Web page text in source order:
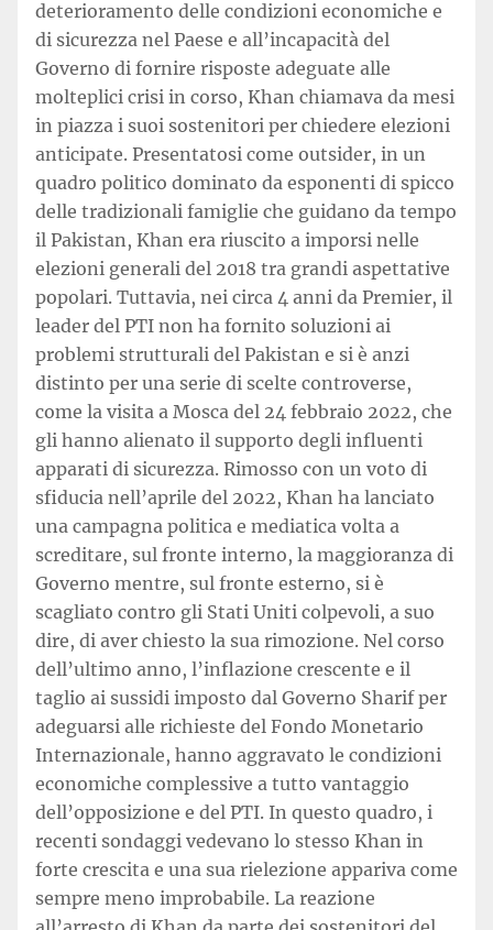
deterioramento delle condizioni economiche e
di sicurezza nel Paese e all’incapacità del
Governo di fornire risposte adeguate alle
molteplici crisi in corso, Khan chiamava da mesi
in piazza i suoi sostenitori per chiedere elezioni
anticipate. Presentatosi come outsider, in un
quadro politico dominato da esponenti di spicco
delle tradizionali famiglie che guidano da tempo
il Pakistan, Khan era riuscito a imporsi nelle
elezioni generali del 2018 tra grandi aspettative
popolari. Tuttavia, nei circa 4 anni da Premier, il
leader del PTI non ha fornito soluzioni ai
problemi strutturali del Pakistan e si è anzi
distinto per una serie di scelte controverse,
come la visita a Mosca del 24 febbraio 2022, che
gli hanno alienato il supporto degli influenti
apparati di sicurezza. Rimosso con un voto di
sfiducia nell’aprile del 2022, Khan ha lanciato
una campagna politica e mediatica volta a
screditare, sul fronte interno, la maggioranza di
Governo mentre, sul fronte esterno, si è
scagliato contro gli Stati Uniti colpevoli, a suo
dire, di aver chiesto la sua rimozione. Nel corso
dell’ultimo anno, l’inflazione crescente e il
taglio ai sussidi imposto dal Governo Sharif per
adeguarsi alle richieste del Fondo Monetario
Internazionale, hanno aggravato le condizioni
economiche complessive a tutto vantaggio
dell’opposizione e del PTI. In questo quadro, i
recenti sondaggi vedevano lo stesso Khan in
forte crescita e una sua rielezione appariva come
sempre meno improbabile. La reazione